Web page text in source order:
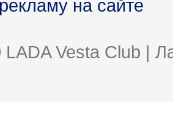
на сайте
Vesta Club |